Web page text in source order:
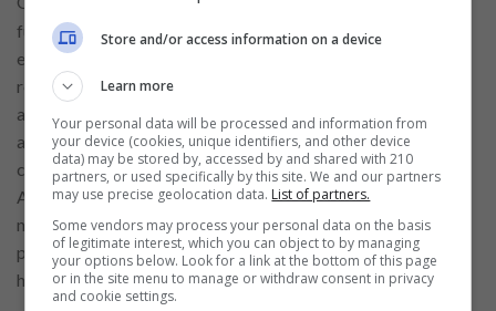
fundamental no atendimento ao cliente, desenvolvendo uma
experiência agradável e eficiente. Suas principais
responsabilidades incluem o preparo e a venda de bebidas e
alimentos, a manutenção da limpeza e organização do
ambiente da cafeteria, o atendimento gentil e ágil aos
clientes, e a reposição de produtos nas vitrines e prateleiras.
Além disso, este profissional deve estar atento às
necessidades dos clientes, oferecendo um serviço
personalizado e de alta qualidade, e seguindo os padrões de
higiene e segurança alimentar.
Store and/or access information on a device
Learn more
Your personal data will be processed and information from
your device (cookies, unique identifiers, and other device
data) may be stored by, accessed by and shared with 210
partners, or used specifically by this site. We and our partners
may use precise geolocation data. List of partners.
Some vendors may process your personal data on the basis
of legitimate interest, which you can object to by managing
your options below. Look for a link at the bottom of this page
or in the site menu to manage or withdraw consent in privacy
and cookie settings.